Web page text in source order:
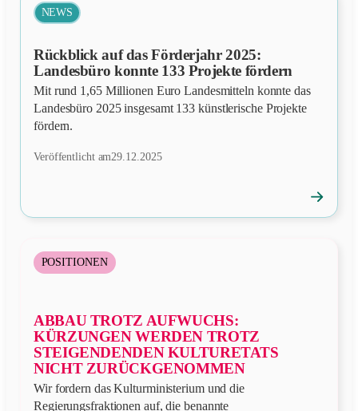
NEWS
Rückblick auf das Förderjahr 2025:
Landesbüro konnte 133 Projekte fördern
Mit rund 1,65 Millionen Euro Landesmitteln konnte das
Landesbüro 2025 insgesamt 133 künstlerische Projekte
fördern.
Veröffentlicht am29.12.2025
News
öffnen
→
POSITIONEN
ABBAU TROTZ AUFWUCHS:
KÜRZUNGEN WERDEN TROTZ
STEIGENDENDEN KULTURETATS
NICHT ZURÜCKGENOMMEN
Wir fordern das Kulturministerium und die
Regierungsfraktionen auf, die benannte